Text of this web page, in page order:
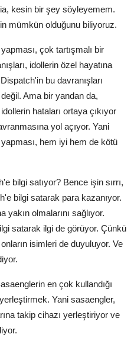
kesin bir şey söyleyemem.
mümkün olduğunu biliyoruz.
çok tartışmalı bir
idollerin özel hayatına
bu davranışları
Ama bir yandan da,
hataları ortaya çıkıyor
yol açıyor. Yani
hem iyi hem de kötü
bilgi satıyor? Bence işin sırrı,
bilgi satarak para kazanıyor.
yakın olmalarını sağlıyor.
satarak ilgi de görüyor. Çünkü
isimleri de duyuluyor. Ve
en çok kullandığı
Yani sasaengler,
takip cihazı yerleştiriyor ve